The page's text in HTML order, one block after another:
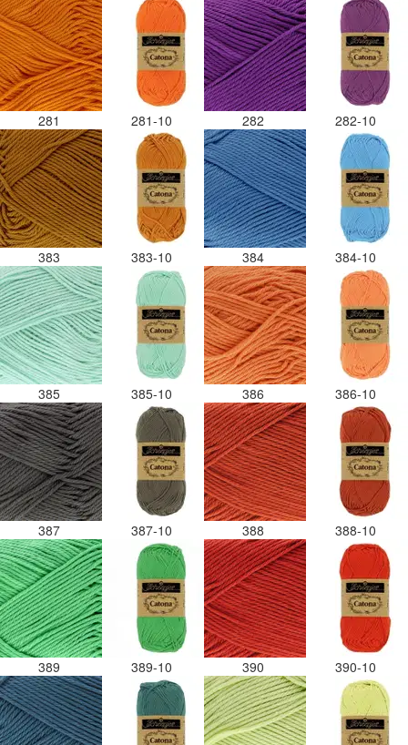
281 281-10 282 282-10
383 383-10 384 384-10
385 385-10 386 386-10
387 387-10 388 388-10
389 389-10 390 390-10